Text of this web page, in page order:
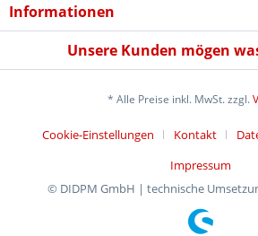
Informationen
Unsere Kunden mögen
* Alle Preise inkl. MwSt. zzgl.
Cookie-Einstellungen Kontakt
Impressum
© DIDPM GmbH | technische